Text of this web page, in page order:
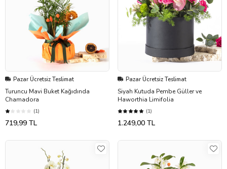
Pazar Ücretsiz Teslimat
Turuncu Mavi Buket Kağıdında
Chamadora
(1)
719,99 TL
Pazar Ücretsiz Teslimat
Siyah Kutuda Pembe Güller ve
Haworthia Limifolia
(1)
1.249,00 TL